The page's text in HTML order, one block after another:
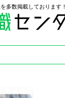
多数掲載しております！